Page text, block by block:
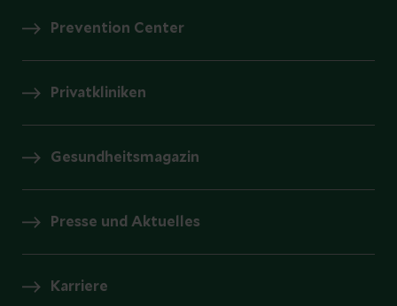
Prevention Center
Privatkliniken
Gesundheitsmagazin
Presse und Aktuelles
Karriere